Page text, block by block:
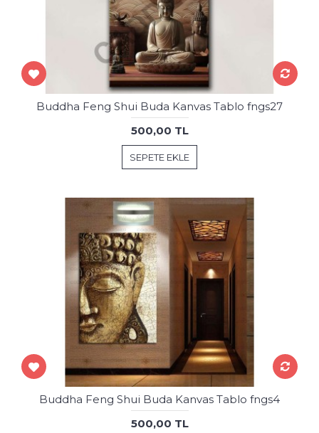
Buddha Feng Shui Buda Kanvas Tablo fngs27
500,00 TL
SEPETE EKLE
Buddha Feng Shui Buda Kanvas Tablo fngs4
500,00 TL